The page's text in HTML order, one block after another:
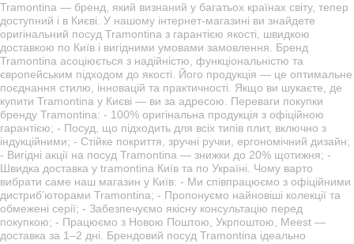
Tramontina — бренд, який визнаний у багатьох країнах світу, тепер
доступний і в Києві. У нашому інтернет-магазині ви знайдете
оригінальний посуд Tramontina з гарантією якості, швидкою
доставкою по Київ і вигідними умовами замовлення. Бренд
Tramontina асоціюється з надійністю, функціональністю та
європейським підходом до якості. Його продукція — це оптимальне
поєднання стилю, інновацій та практичності. Якщо ви шукаєте, де
купити Tramontina у Києві — ви за адресою. Переваги покупки
бренду Tramontina: - 100% оригінальна продукція з офіційною
гарантією; - Посуд, що підходить для всіх типів плит, включно з
індукційними; - Стійке покриття, зручні ручки, ергономічний дизайн;
- Вигідні акції на посуд Tramontina — знижки до 20% щотижня; -
Швидка доставка у tramontina Київ та по Україні. Чому варто
вибрати саме наш магазин у Київ: - Ми співпрацюємо з офіційними
дистриб’юторами Tramontina; - Пропонуємо найновіші колекції та
обмежені серії; - Забезпечуємо якісну консультацію перед
покупкою; - Працюємо з Новою Поштою, Укрпоштою, Meest —
доставка за 1–2 дні. Брендовий посуд Tramontina ідеально